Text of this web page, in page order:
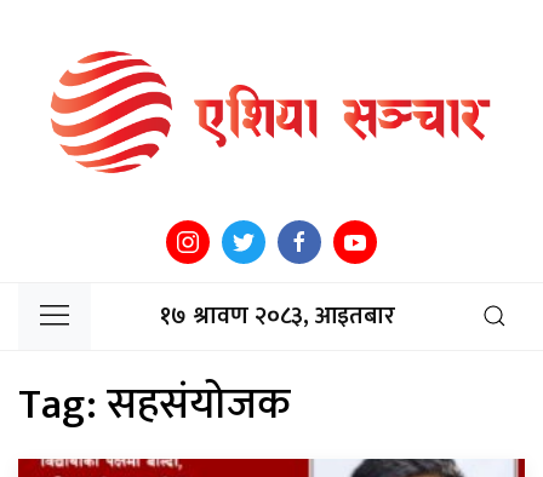
१७ श्रावण २०८३, आइतबार
Tag:सहसंयोजक